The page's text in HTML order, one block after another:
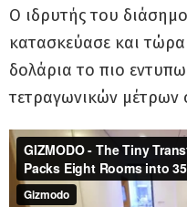
Ο ιδρυτής του
κατασκεύασε και
δολάρια το πιο
τετραγωνικών μέτρων